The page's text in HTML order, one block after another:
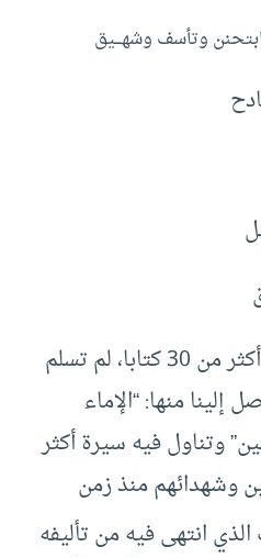
وتأسف وشهـــيق
ألف أبو الفرج الأصفهاني أكثر من 30 كتابا، لم تسلم
إلينا منها: “الإماء
وتناول فيه سيرة أكثر
وشهدائهم منذ زمن
انتهى فيه من تأليفه